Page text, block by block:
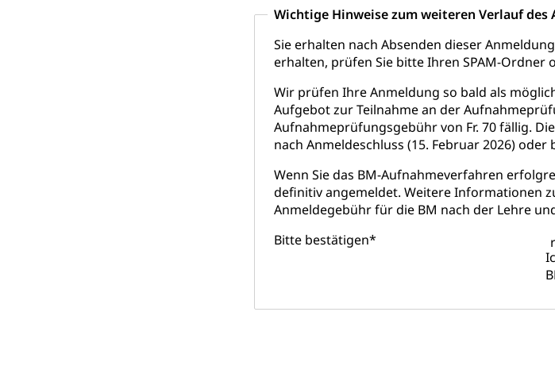
Wichtige Hinweise zum weiteren Verlauf des
Sie erhalten nach Absenden dieser
erhalten, prüfen Sie bitte Ihren SPAM-Ordner
Wir prüfen Ihre Anmeldung so bald als
Aufgebot zur Teilnahme an der
Aufnahmeprüfungsgebühr von Fr. 70 fällig.
nach Anmeldeschluss (15. Februar 2026)
Wenn Sie das BM-Aufnahmeverfahren
definitiv angemeldet. Weitere Informationen
Anmeldegebühr für die BM nach der Lehre
Bitte bestätigen*